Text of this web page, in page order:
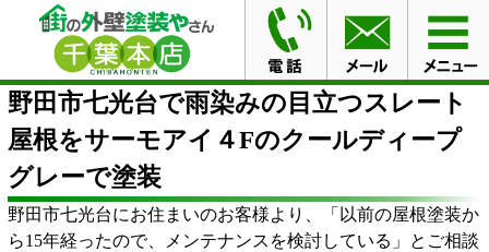
HOME ブログ
野田市七光台で雨染みの目立つスレート
屋根をサーモアイ４Fのクールディープグレーで塗装
野田市七光台で雨染みの目立つスレート
屋根をサーモアイ４Fのクールディープ
グレーで塗装
野田市七光台にお住まいのお客様より、「以前の屋根塗装か
ら15年経ったので、メンテナンスを検討している」とご相談